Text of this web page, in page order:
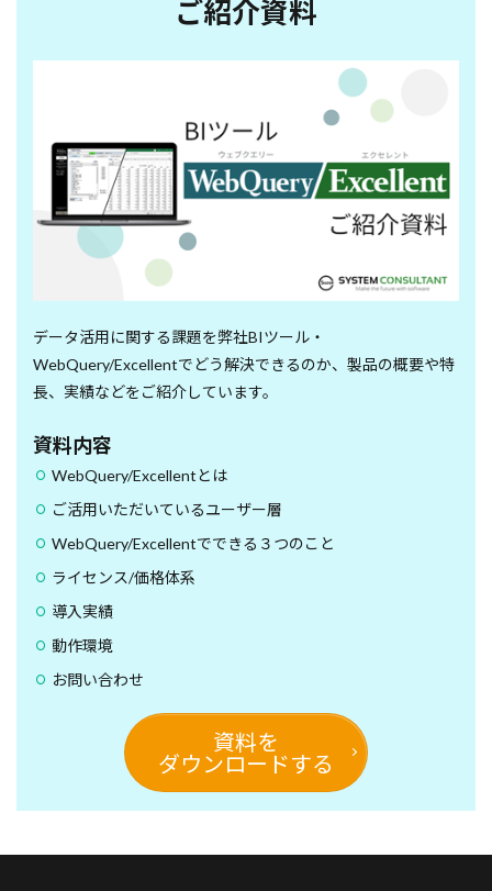
ご紹介資料
データ活用に関する課題を弊社BIツール・
WebQuery/Excellentでどう解決できるのか、製品の概要や特
長、実績などをご紹介しています。
資料内容
WebQuery/Excellentとは
ご活用いただいているユーザー層
WebQuery/Excellentでできる３つのこと
ライセンス/価格体系
導入実績
動作環境
お問い合わせ
資料を
ダウンロードする